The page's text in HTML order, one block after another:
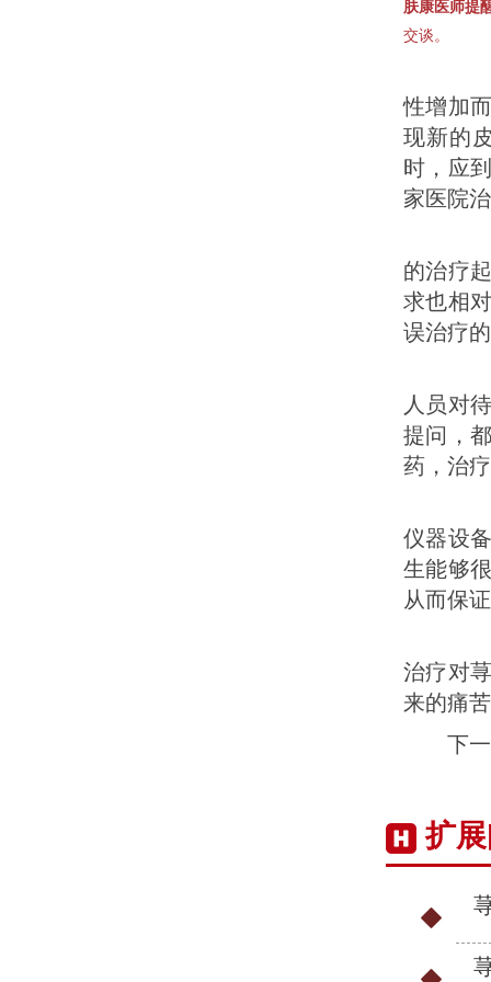
肤康医师提
交谈。
性增加
现新的
时，应
家医院
的治疗
求也相
误治疗
人员对
提问，
药，治
仪器设
生能够
从而保
治疗对
来的痛
下
扩